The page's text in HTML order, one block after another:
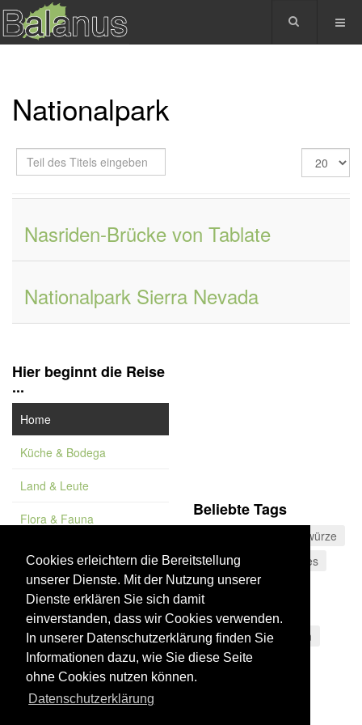
Cookies erleichtern die Bereitstellung
unserer Dienste. Mit der Nutzung unserer
Dienste erklären Sie sich damit
einverstanden, dass wir Cookies verwenden.
In unserer Datenschutzerklärung finden Sie
Informationen dazu, wie Sie diese Seite
ohne Cookies nutzen können.
Datenschutzerklärung
Nationalpark
Teil
des
Anzeige
#
Nasriden-Brücke von Tablate
Nationalpark Sierra Nevada
Hier beginnt die Reise
...
Home
Küche & Bodega
Land & Leute
Flora & Fauna
Feature
Vademekum
Beliebte Tags
Gewürze
Cádiz
Kulinarisches
Andalusien
Käsespezialitäten
Nationalpark
Wein
Stausee